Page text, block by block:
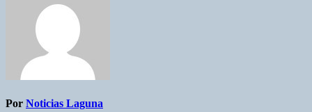
Por Noticias Laguna